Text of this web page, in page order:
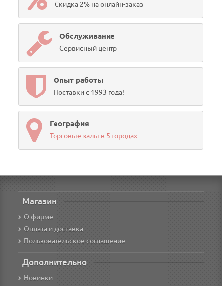
Скидка 2% на онлайн-заказ
Обслуживание
Сервисный центр
Опыт работы
Поставки с 1993 года!
География
Торговые залы в 5 городах
Магазин
О фирме
Оплата и доставка
Пользовательское соглашение
Дополнительно
Новинки